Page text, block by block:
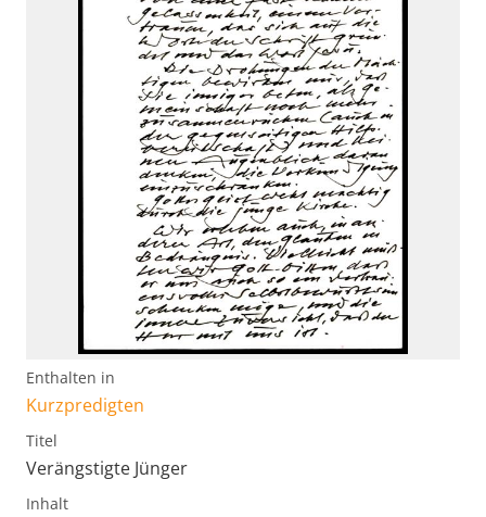
Enthalten in
Kurzpredigten
Titel
Verängstigte Jünger
Inhalt